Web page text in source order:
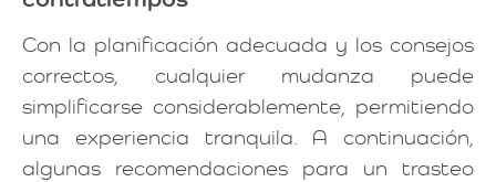
Con la planificación adecuada y los consejos
correctos, cualquier mudanza puede
simplificarse considerablemente, permitiendo
una experiencia tranquila. A continuación,
algunas recomendaciones para un trasteo